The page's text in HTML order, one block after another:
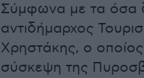
Σύμφωνα με τα όσα
αντιδήμαρχος
Χρηστάκης, ο οποίος
σύσκεψη της